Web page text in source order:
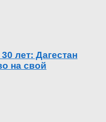
лет: Дагестан
на свой